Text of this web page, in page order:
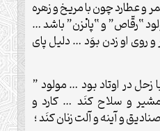
و عطارد چون با مريخ و زهره
“رقّاص” و “پاىْ‏زن” باشد …
روى او زدن بوَد … دليل پاى
در اوتاد بود … مولود ”
و سلاح كنَد … كارد و
و آينه و آلت زنان كنَد ؛